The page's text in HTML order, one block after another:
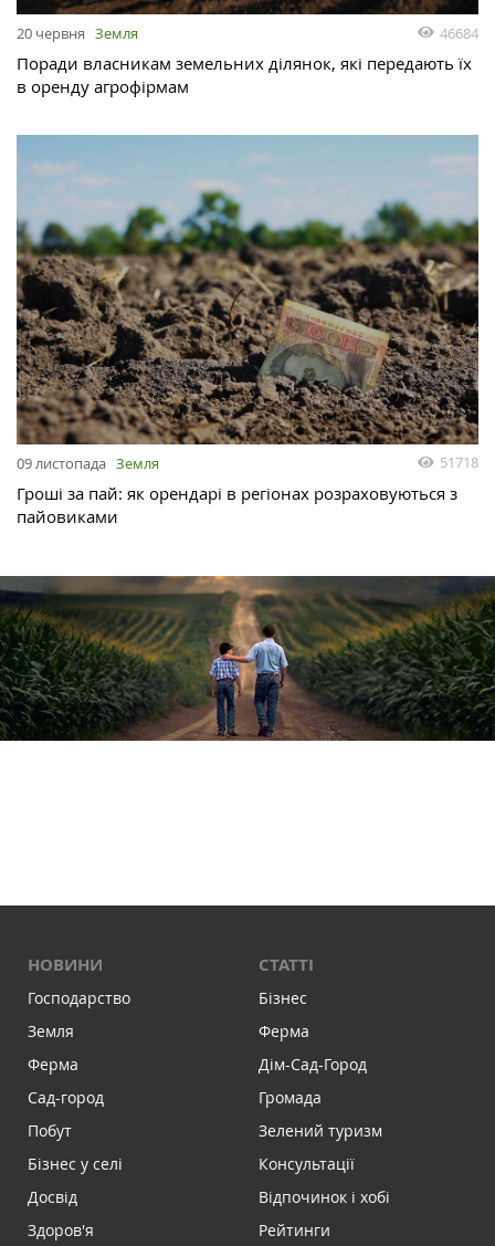
20 червня Земля 46684
Поради власникам земельних ділянок, які передають їх
в оренду агрофірмам
09 листопада Земля 51718
Гроші за пай: як орендарі в регіонах розраховуються з
пайовиками
НОВИНИ
Господарство
Земля
Ферма
Сад-город
Побут
Бізнес у селі
Досвід
Здоров'я
СТАТТІ
Бізнес
Ферма
Дім-Сад-Город
Громада
Зелений туризм
Консультації
Відпочинок і хобі
Рейтинги